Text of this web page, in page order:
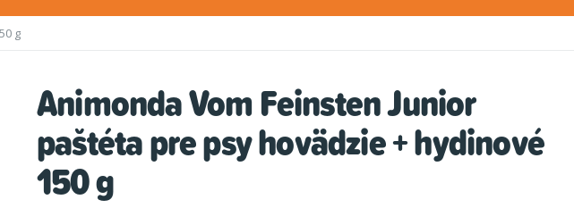
g
Animonda Vom Feinsten Junior
paštéta pre psy hovädzie + hydinové
150 g